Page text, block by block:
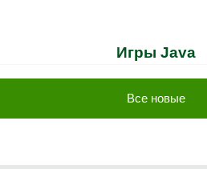
Игры Java
Все новые